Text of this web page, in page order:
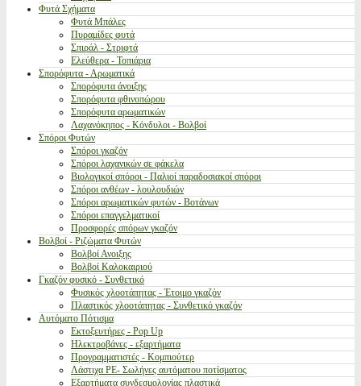
Φυτά Σχήματα
Φυτά Μπάλες
Πυραμίδες φυτά
Σπιράλ - Στριφτά
Ελεύθερα - Τοπιάρια
Σπορόφυτα - Αρωματικά
Σπορόφυτα άνοιξης
Σπορόφυτα φθινοπώρου
Σπορόφυτα αρωματικών
Λαχανόκηπος - Κόνδυλοι - Βολβοί
Σπόροι Φυτών
Σπόροι γκαζόν
Σπόροι λαχανικών σε φάκελα
Βιολογικοί σπόροι - Παλιοί παραδοσιακοί σπόροι
Σπόροι ανθέων - λουλουδιών
Σπόροι αρωματικών φυτών - Βοτάνων
Σπόροι επαγγελματικοί
Προσφορές σπόρων γκαζόν
Βολβοί - Ριζώματα Φυτών
Βολβοί Ανοιξης
Βολβοί Καλοκαιριού
Γκαζόν φυσικό - Συνθετικό
Φυσικός χλοοτάπητας - Έτοιμο γκαζόν
Πλαστικός χλοοτάπητας - Συνθετικό γκαζόν
Αυτόματο Πότισμα
Εκτοξευτήρες - Pop Up
Ηλεκτροβάνες - εξαρτήματα
Προγραμματιστές - Κομπιούτερ
Λάστιχα PE- Σωλήνες αυτόματου ποτίσματος
Εξαρτήματα συνδεσμολογίας πλαστικά